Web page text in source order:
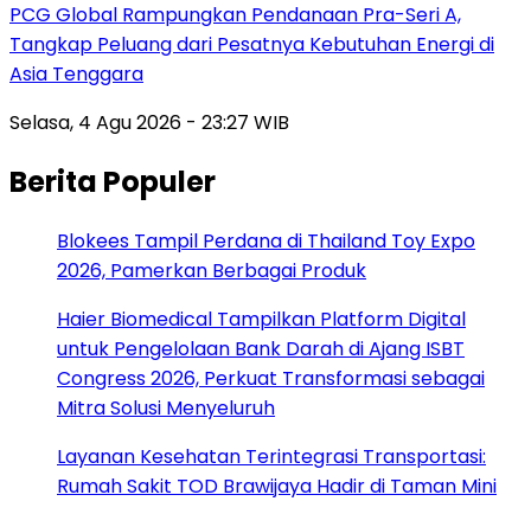
PCG Global Rampungkan Pendanaan Pra-Seri A,
Tangkap Peluang dari Pesatnya Kebutuhan Energi di
Asia Tenggara
Selasa, 4 Agu 2026 - 23:27 WIB
Berita Populer
Blokees Tampil Perdana di Thailand Toy Expo
2026, Pamerkan Berbagai Produk
Haier Biomedical Tampilkan Platform Digital
untuk Pengelolaan Bank Darah di Ajang ISBT
Congress 2026, Perkuat Transformasi sebagai
Mitra Solusi Menyeluruh
Layanan Kesehatan Terintegrasi Transportasi:
Rumah Sakit TOD Brawijaya Hadir di Taman Mini